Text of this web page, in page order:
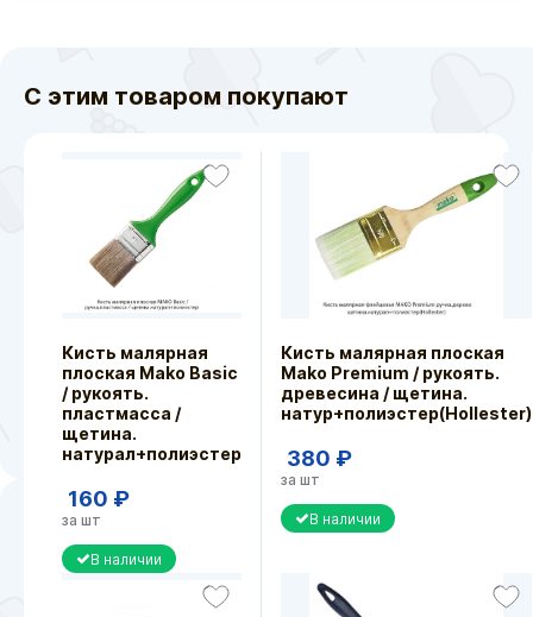
С этим товаром покупают
Кисть малярная
плоская Mako Basic
/ рукоять.
пластмасса /
щетина.
натурал+полиэстер
160 ₽
за шт
В наличии
Кисть малярная плоская
Mako Premium / рукоять.
древесина / щетина.
натур+полиэстер(Hollester)
380 ₽
за шт
В наличии